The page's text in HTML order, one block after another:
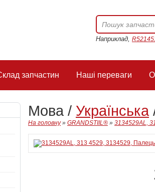
Наприклад,
запчастин Наші переваги
Мова / Українська
На головну» GRANDSTIIL® » 3134529AL,